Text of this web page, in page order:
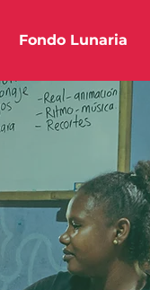
Fondo Lunaria